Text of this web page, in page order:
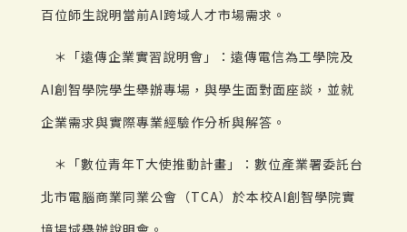
百位師生說明當前AI跨域人才市場需求。
＊「遠傳企業實習說明會」：遠傳電信為工學院及
AI創智學院學生舉辦專場，與學生面對面座談，並就
企業需求與實際專業經驗作分析與解答。
＊「數位青年T大使推動計畫」：數位產業署委託台
北市電腦商業同業公會（TCA）於本校AI創智學院實